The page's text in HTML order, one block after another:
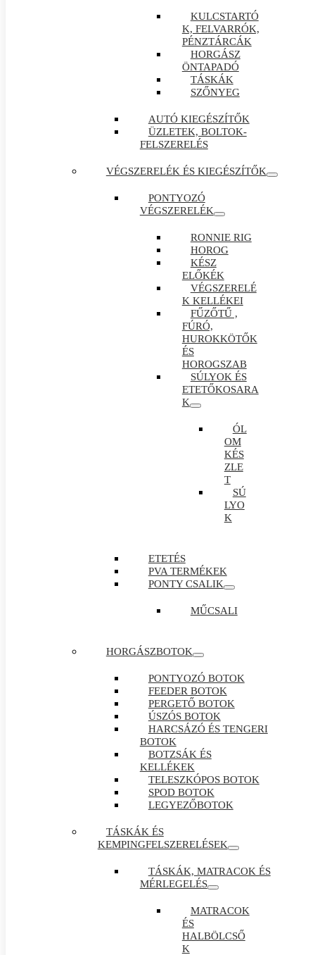
KULCSTARTÓ
K, FELVARRÓK,
PÉNZTÁRCÁK
HORGÁSZ
ÖNTAPADÓ
TÁSKÁK
SZŐNYEG
AUTÓ KIEGÉSZÍTŐK
ÜZLETEK, BOLTOK-
FELSZERELÉS
VÉGSZERELÉK ÉS KIEGÉSZÍTŐK
PONTYOZÓ
VÉGSZERELÉK
RONNIE RIG
HOROG
KÉSZ
ELŐKÉK
VÉGSZERELÉ
K KELLÉKEI
FŰZŐTŰ ,
FÚRÓ,
HUROKKÖTŐK
ÉS
HOROGSZAB
SÚLYOK ÉS
ETETŐKOSARA
K
ÓL
OM
KÉS
ZLE
T
SÚ
LYO
K
ETETÉS
PVA TERMÉKEK
PONTY CSALIK
MŰCSALI
HORGÁSZBOTOK
PONTYOZÓ BOTOK
FEEDER BOTOK
PERGETŐ BOTOK
ÚSZÓS BOTOK
HARCSÁZÓ ÉS TENGERI
BOTOK
BOTZSÁK ÉS
KELLÉKEK
TELESZKÓPOS BOTOK
SPOD BOTOK
LEGYEZŐBOTOK
TÁSKÁK ÉS
KEMPINGFELSZERELÉSEK
TÁSKÁK, MATRACOK ÉS
MÉRLEGELÉS
MATRACOK
ÉS
HALBÖLCSŐ
K